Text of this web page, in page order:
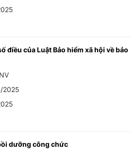
điều của Luật Bảo hiểm xã hội về bảo
2025
dưỡng công chức